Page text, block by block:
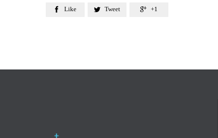
 Like  Tweet  +1